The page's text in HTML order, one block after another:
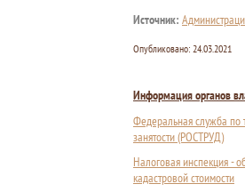
Источник:
Опубликовано: 24.03.2021
Информация органов
Федеральная служба по
занятости (РОСТРУД)
Налоговая инспекция -
кадастровой стоимости